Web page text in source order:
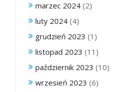
marzec 2024 (2)
luty 2024 (4)
grudzień 2023 (1)
listopad 2023 (11)
październik 2023 (10)
wrzesień 2023 (6)